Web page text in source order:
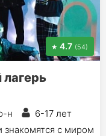
4.7 (54)
н
6-17 лет
знакомятся с миром